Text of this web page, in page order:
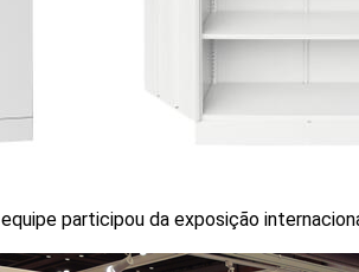
participou da exposição